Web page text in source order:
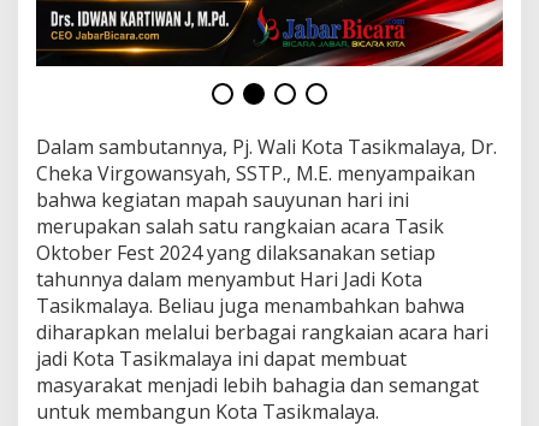
m
a
a
a
Dalam sambutannya, Pj. Wali Kota Tasikmalaya, Dr.
Cheka Virgowansyah, SSTP., M.E. menyampaikan
bahwa kegiatan mapah sauyunan hari ini
merupakan salah satu rangkaian acara Tasik
Oktober Fest 2024 yang dilaksanakan setiap
tahunnya dalam menyambut Hari Jadi Kota
Tasikmalaya. Beliau juga menambahkan bahwa
diharapkan melalui berbagai rangkaian acara hari
jadi Kota Tasikmalaya ini dapat membuat
masyarakat menjadi lebih bahagia dan semangat
untuk membangun Kota Tasikmalaya.